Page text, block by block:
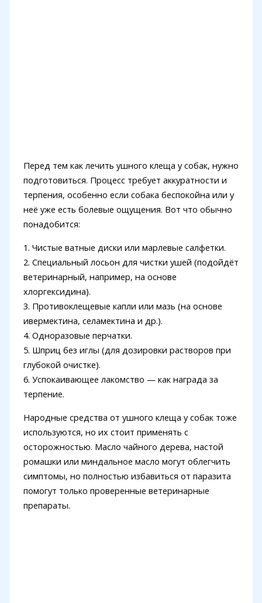
Перед тем как лечить ушного клеща у собак, нужно
подготовиться. Процесс требует аккуратности и
терпения, особенно если собака беспокойна или у
неё уже есть болевые ощущения. Вот что обычно
понадобится:
1. Чистые ватные диски или марлевые салфетки.
2. Специальный лосьон для чистки ушей (подойдёт
ветеринарный, например, на основе
хлоргексидина).
3. Противоклещевые капли или мазь (на основе
ивермектина, селамектина и др.).
4. Одноразовые перчатки.
5. Шприц без иглы (для дозировки растворов при
глубокой очистке).
6. Успокаивающее лакомство — как награда за
терпение.
Народные средства от ушного клеща у собак тоже
используются, но их стоит применять с
осторожностью. Масло чайного дерева, настой
ромашки или миндальное масло могут облегчить
симптомы, но полностью избавиться от паразита
помогут только проверенные ветеринарные
препараты.